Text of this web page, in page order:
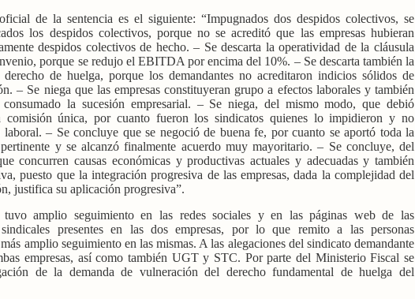
de la sentencia es el siguiente: “Impugnados dos despidos colectivos, se
los despidos colectivos, porque no se acreditó que las empresas hubieran
despidos colectivos de hecho. – Se descarta la operatividad de la cláusula
porque se redujo el EBITDA por encima del 10%. – Se descarta también la
de huelga, porque los demandantes no acreditaron indicios sólidos de
– Se niega que las empresas constituyeran grupo a efectos laborales y también
la sucesión empresarial. – Se niega, del mismo modo, que debió
comisión única, por cuanto fueron los sindicatos quienes lo impidieron y no
– Se concluye que se negoció de buena fe, por cuanto se aportó toda la
y se alcanzó finalmente acuerdo muy mayoritario. – Se concluye, del
concurren causas económicas y productivas actuales y adecuadas y también
puesto que la integración progresiva de las empresas, dada la complejidad del
justifica su aplicación progresiva”.
amplio seguimiento en las redes sociales y en las páginas web de las
sindicales presentes en las dos empresas, por lo que remito a las personas
amplio seguimiento en las mismas. A las alegaciones del sindicato demandante
empresas, así como también UGT y STC. Por parte del Ministerio Fiscal se
de la demanda de vulneración del derecho fundamental de huelga del